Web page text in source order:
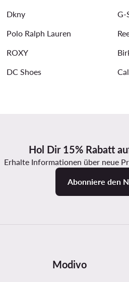
Dkny G-
Polo Ralph Lauren
ROXY
DC Shoes
Hol Dir 15% Rabatt
Erhalte Informationen über neue
Abonniere den
Modivo